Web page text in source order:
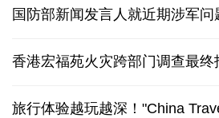
国防部新闻发言人就近期涉军问
香港宏福苑火灾跨部门调查最终
旅行体验越玩越深！"China